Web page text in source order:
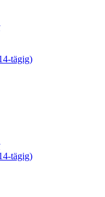
tägig)
tägig)